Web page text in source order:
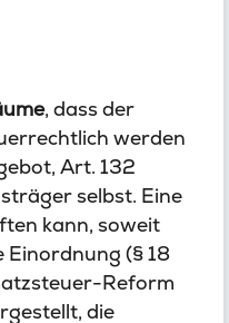
, dass der
werden
Art. 132
selbst. Eine
kann, soweit
(§ 18
Reform
die